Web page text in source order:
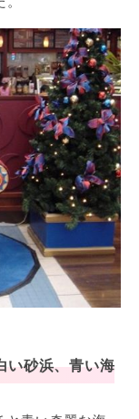
い砂浜、青い海